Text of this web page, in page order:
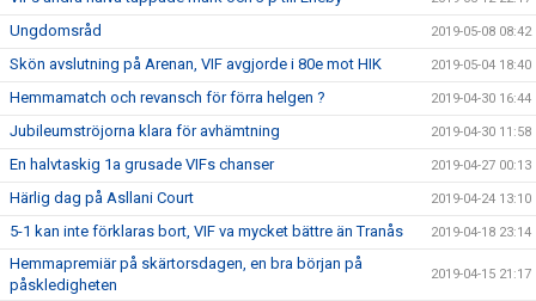
Ungdomsråd 2019-05-08 08:42
Skön avslutning på Arenan, VIF avgjorde i 80e mot HIK 2019-05-04 18:40
Hemmamatch och revansch för förra helgen ? 2019-04-30 16:44
Jubileumströjorna klara för avhämtning 2019-04-30 11:58
En halvtaskig 1a grusade VIFs chanser 2019-04-27 00:13
Härlig dag på Asllani Court 2019-04-24 13:10
5-1 kan inte förklaras bort, VIF va mycket bättre än Tranås 2019-04-18 23:14
Hemmapremiär på skärtorsdagen, en bra början på
påskledigheten
2019-04-15 21:17